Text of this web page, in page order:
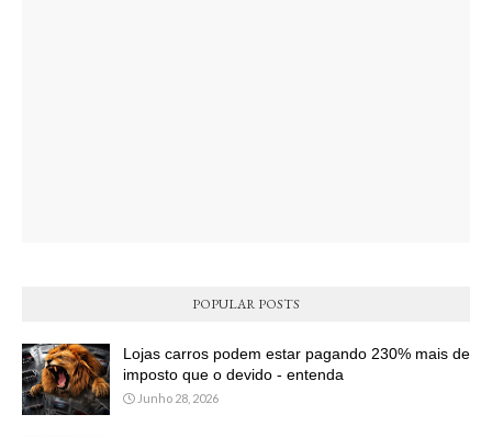
POPULAR POSTS
Lojas carros podem estar pagando 230% mais de
imposto que o devido - entenda
Junho 28, 2026